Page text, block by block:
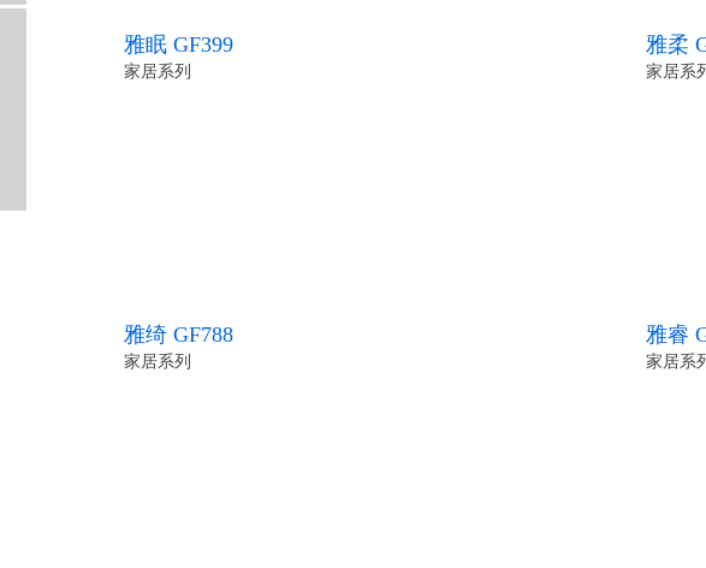
雅眠 GF399
家居系列
雅柔
家居系
雅绮 GF788
家居系列
雅睿
家居系